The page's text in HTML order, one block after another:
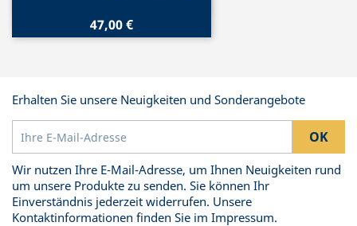
47,00 €
Erhalten Sie unsere Neuigkeiten und Sonderangebote
Wir nutzen Ihre E-Mail-Adresse, um Ihnen Neuigkeiten rund
um unsere Produkte zu senden. Sie können Ihr
Einverständnis jederzeit widerrufen. Unsere
Kontaktinformationen finden Sie im Impressum.